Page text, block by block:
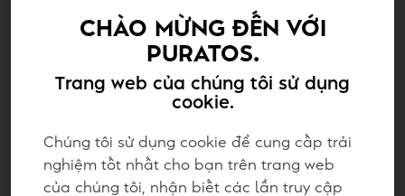
CHÀO MỪNG ĐẾN VỚI
PURATOS.
Trang web của chúng tôi sử dụng
cookie.
Chúng tôi sử dụng cookie để cung cấp trải
nghiệm tốt nhất cho bạn trên trang web
của chúng tôi, nhận biết các lần truy cập